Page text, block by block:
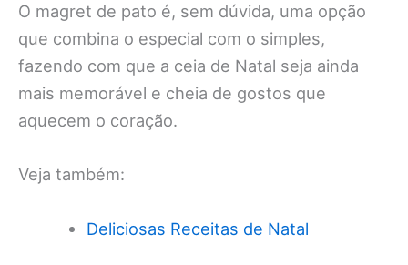
O magret de pato é, sem dúvida, uma opção
que combina o especial com o simples,
fazendo com que a ceia de Natal seja ainda
mais memorável e cheia de gostos que
aquecem o coração.
Veja também:
Deliciosas Receitas de Natal